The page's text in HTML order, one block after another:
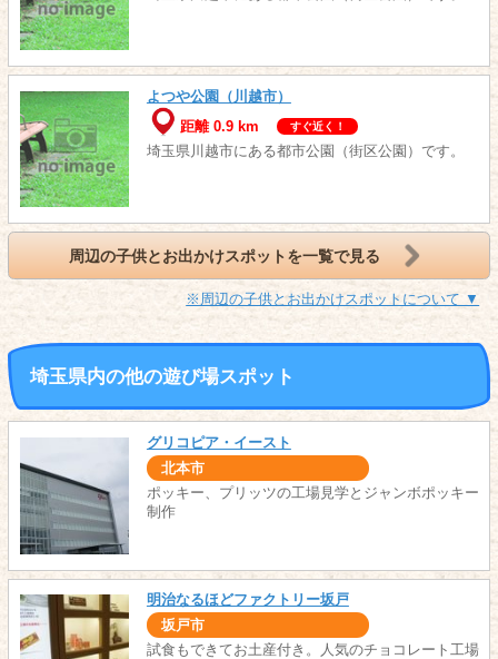
よつや公園（川越市）
距離 0.9 km
すぐ近く！
埼玉県川越市にある都市公園（街区公園）です。
周辺の子供とお出かけスポットを一覧で見る
※周辺の子供とお出かけスポットについて ▼
埼玉県内の他の遊び場スポット
グリコピア・イースト
北本市
ポッキー、プリッツの工場見学とジャンボポッキー
制作
明治なるほどファクトリー坂戸
坂戸市
試食もできてお土産付き。人気のチョコレート工場